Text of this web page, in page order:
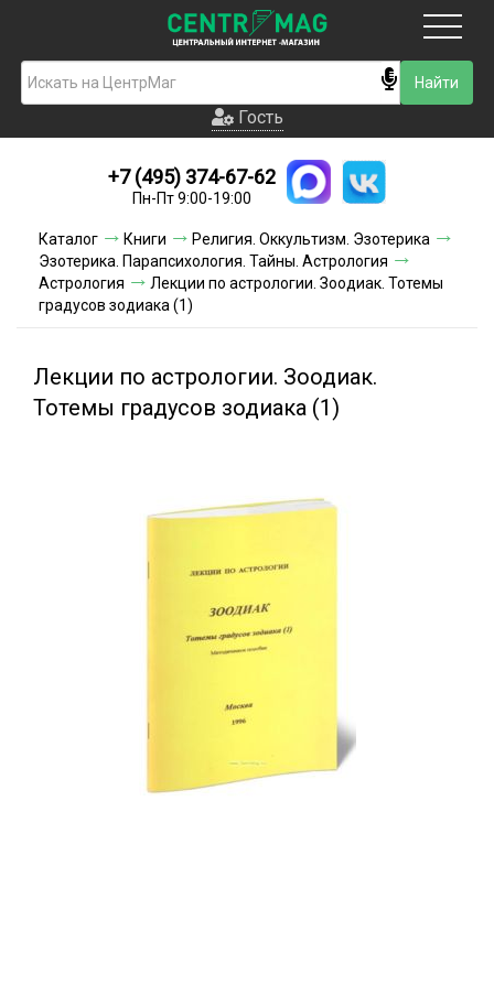
Гость
Новинки
Условия доставки
Условия оплаты
Акции и скидки
Гость
+7 (495) 374-67-62
Пн-Пт 9:00-19:00
Каталог Книги
Религия. Оккультизм. Эзотерика
Эзотерика. Парапсихология. Тайны. Астрология
Астрология
Лекции по астрологии. Зоодиак. Тотемы
градусов зодиака (1)
Лекции по астрологии. Зоодиак.
Тотемы градусов зодиака (1)